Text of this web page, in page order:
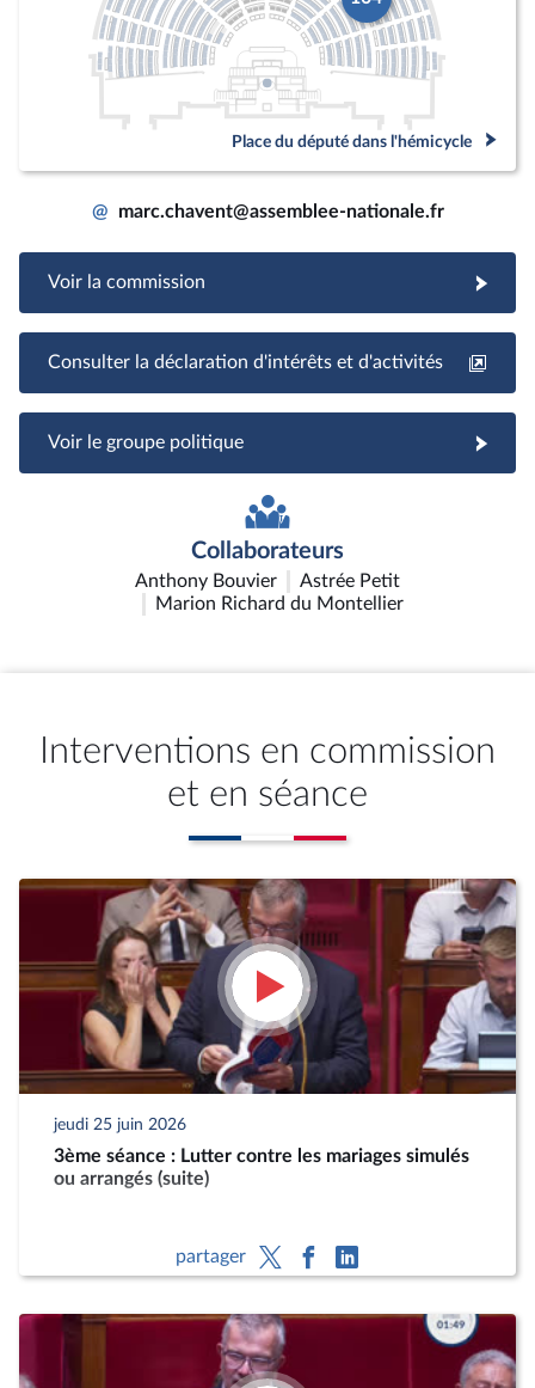
Place du député dans l'hémicycle
@ marc.chavent@assemblee-nationale.fr
Voir la commission
Consulter la déclaration d'intérêts et d'activités
Voir le groupe politique
Collaborateurs
Anthony Bouvier
Astrée Petit
Marion Richard du Montellier
Interventions en commission
et en séance
jeudi 25 juin 2026
3ème séance : Lutter contre les mariages simulés
ou arrangés (suite)
partager